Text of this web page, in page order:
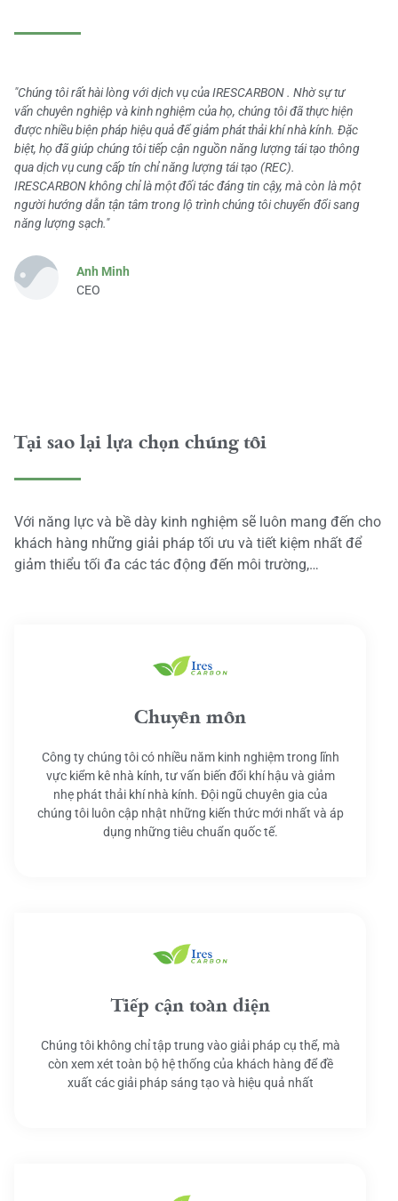
"Chúng tôi rất hài lòng với dịch vụ của IRESCARBON . Nhờ sự tư
vấn chuyên nghiệp và kinh nghiệm của họ, chúng tôi đã thực hiện
được nhiều biện pháp hiệu quả để giảm phát thải khí nhà kính. Đặc
biệt, họ đã giúp chúng tôi tiếp cận nguồn năng lượng tái tạo thông
qua dịch vụ cung cấp tín chỉ năng lượng tái tạo (REC).
IRESCARBON không chỉ là một đối tác đáng tin cậy, mà còn là một
người hướng dẫn tận tâm trong lộ trình chúng tôi chuyển đổi sang
năng lượng sạch."
Anh Minh
CEO
Tại sao lại lựa chọn chúng tôi
Với năng lực và bề dày kinh nghiệm sẽ luôn mang đến cho
khách hàng những giải pháp tối ưu và tiết kiệm nhất để
giảm thiểu tối đa các tác động đến môi trường,…
Chuyên môn
Công ty chúng tôi có nhiều năm kinh nghiệm trong lĩnh
vực kiểm kê nhà kính, tư vấn biến đổi khí hậu và giảm
nhẹ phát thải khí nhà kính. Đội ngũ chuyên gia của
chúng tôi luôn cập nhật những kiến thức mới nhất và áp
dụng những tiêu chuẩn quốc tế.
Tiếp cận toàn diện
Chúng tôi không chỉ tập trung vào giải pháp cụ thể, mà
còn xem xét toàn bộ hệ thống của khách hàng để đề
xuất các giải pháp sáng tạo và hiệu quả nhất